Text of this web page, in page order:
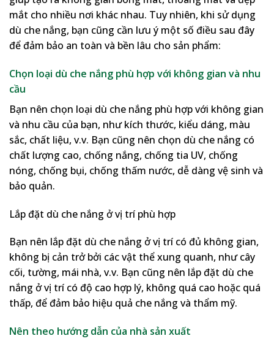
mắt cho nhiều nơi khác nhau. Tuy nhiên, khi sử dụng
dù che nắng, bạn cũng cần lưu ý một số điều sau đây
để đảm bảo an toàn và bền lâu cho sản phẩm:
Chọn loại dù che nắng phù hợp với không gian và nhu
cầu
Bạn nên chọn loại dù che nắng phù hợp với không gian
và nhu cầu của bạn, như kích thước, kiểu dáng, màu
sắc, chất liệu, v.v. Bạn cũng nên chọn dù che nắng có
chất lượng cao, chống nắng, chống tia UV, chống
nóng, chống bụi, chống thấm nước, dễ dàng vệ sinh và
bảo quản.
Lắp đặt dù che nắng ở vị trí phù hợp
Bạn nên lắp đặt dù che nắng ở vị trí có đủ không gian,
không bị cản trở bởi các vật thể xung quanh, như cây
cối, tường, mái nhà, v.v. Bạn cũng nên lắp đặt dù che
nắng ở vị trí có độ cao hợp lý, không quá cao hoặc quá
thấp, để đảm bảo hiệu quả che nắng và thẩm mỹ.
Nên theo hướng dẫn của nhà sản xuất